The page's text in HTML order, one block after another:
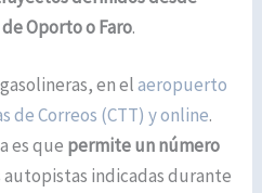
Oporto o Faro.
en elaeropuerto
de Correos (CTT) y online.
es que permite un número
autopistas indicadas durante